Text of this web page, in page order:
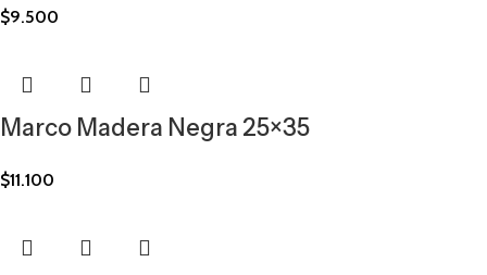
$9.500
Marco Madera Negra 25×35
$11.100